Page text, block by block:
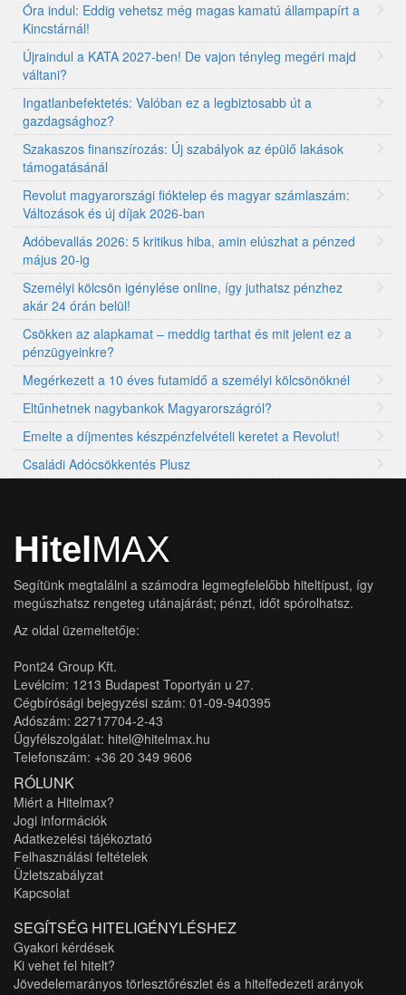
Óra indul: Eddig vehetsz még magas kamatú állampapírt a
Kincstárnál!
Újraindul a KATA 2027-ben! De vajon tényleg megéri majd
váltani?
Ingatlanbefektetés: Valóban ez a legbiztosabb út a
gazdagsághoz?
Szakaszos finanszírozás: Új szabályok az épülő lakások
támogatásánál
Revolut magyarországi fióktelep és magyar számlaszám:
Változások és új díjak 2026-ban
Adóbevallás 2026: 5 kritikus hiba, amin elúszhat a pénzed
május 20-ig
Személyi kölcsön igénylése online, így juthatsz pénzhez
akár 24 órán belül!
Csökken az alapkamat – meddig tarthat és mit jelent ez a
pénzügyeinkre?
Megérkezett a 10 éves futamidő a személyi kölcsönöknél
Eltűnhetnek nagybankok Magyarországról?
Emelte a díjmentes készpénzfelvételi keretet a Revolut!
Családi Adócsökkentés Plusz
HitelMAX
Segítünk megtalálni a számodra legmegfelelőbb hiteltípust, így
megúszhatsz rengeteg utánajárást; pénzt, időt spórolhatsz.
Az oldal üzemeltetője:
Pont24 Group Kft.
Levélcím: 1213 Budapest Toportyán u 27.
Cégbírósági bejegyzési szám: 01-09-940395
Adószám: 22717704-2-43
Ügyfélszolgálat: hitel@hitelmax.hu
Telefonszám: +36 20 349 9606
RÓLUNK
Miért a Hitelmax?
Jogi információk
Adatkezelési tájékoztató
Felhasználási feltételek
Üzletszabályzat
Kapcsolat
SEGÍTSÉG HITELIGÉNYLÉSHEZ
Gyakori kérdések
Ki vehet fel hitelt?
Jövedelemarányos törlesztőrészlet és a hitelfedezeti arányok